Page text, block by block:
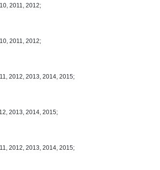
2011, 2012;
2011, 2012;
2012, 2013, 2014, 2015;
2013, 2014, 2015;
2012, 2013, 2014, 2015;